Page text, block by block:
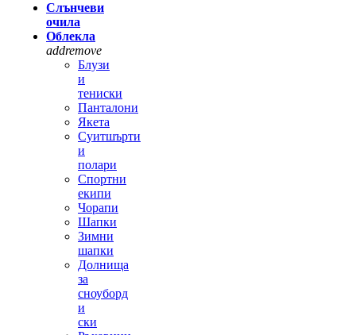
Слънчеви
очила
Облекла
addremove
Блузи
и
тениски
Панталони
Якета
Суитшърти
и
полари
Спортни
екипи
Чорапи
Шапки
Зимни
шапки
Долнища
за
сноуборд
и
ски